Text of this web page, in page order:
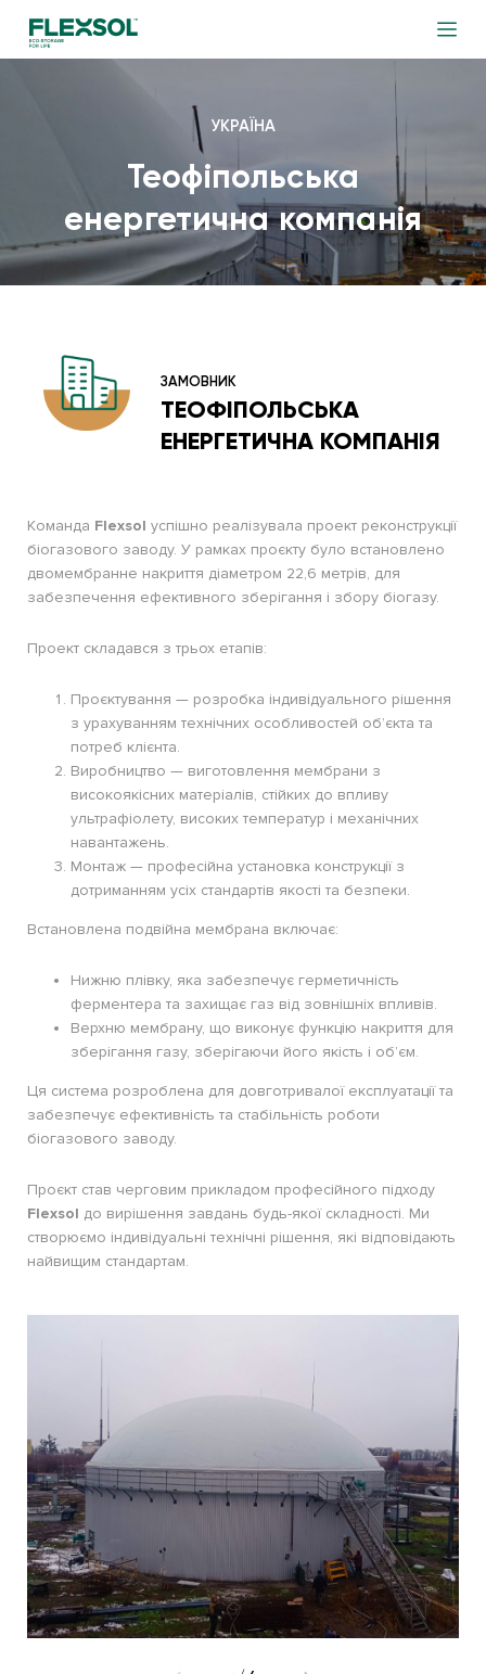
УКРАЇНА
Теофіпольська
енергетична компанія
ЗАМОВНИК
ТЕОФІПОЛЬСЬКА
ЕНЕРГЕТИЧНА КОМПАНІЯ
Команда Flexsol успішно реалізувала проект реконструкції
біогазового заводу. У рамках проєкту було встановлено
двомембранне накриття діаметром 22,6 метрів, для
забезпечення ефективного зберігання і збору біогазу.
Проект складався з трьох етапів:
Проєктування — розробка індивідуального рішення
з урахуванням технічних особливостей об’єкта та
потреб клієнта.
Виробництво — виготовлення мембрани з
високоякісних матеріалів, стійких до впливу
ультрафіолету, високих температур і механічних
навантажень.
Монтаж — професійна установка конструкції з
дотриманням усіх стандартів якості та безпеки.
Встановлена подвійна мембрана включає:
Нижню плівку, яка забезпечує герметичність
ферментера та захищає газ від зовнішніх впливів.
Верхню мембрану, що виконує функцію накриття для
зберігання газу, зберігаючи його якість і об’єм.
Ця система розроблена для довготривалої експлуатації та
забезпечує ефективність та стабільність роботи
біогазового заводу.
Проєкт став черговим прикладом професійного підходу
Flexsol до вирішення завдань будь-якої складності. Ми
створюємо індивідуальні технічні рішення, які відповідають
найвищим стандартам.